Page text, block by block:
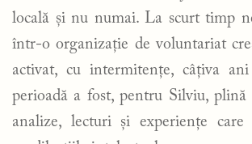
locală și nu numai. La scurt timp
într-o organizație de voluntariat
activat, cu intermitențe, câțiva
perioadă a fost, pentru Silviu, plină
analize, lecturi și experiențe